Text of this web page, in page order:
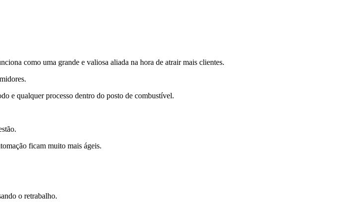
como uma grande e valiosa aliada na hora de atrair mais clientes.
e qualquer processo dentro do posto de combustível.
ficam muito mais ágeis.
o retrabalho.